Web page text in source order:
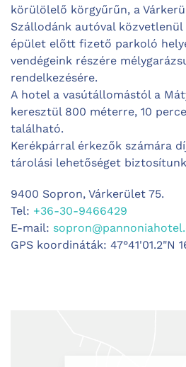
körülölelő körgyűrűn, a
Szállodánk autóval
épület előtt fizető parkoló
vendégeink részére
rendelkezésére.
A hotel a vasútállomástól a
keresztül 800 méterre, 10
található.
Kerékpárral érkezők számára
tárolási lehetőséget
9400 Sopron, Várkerület 75.
Tel: +36-30-9466429
E-mail:
GPS koordináták: 47°41'01.2"N